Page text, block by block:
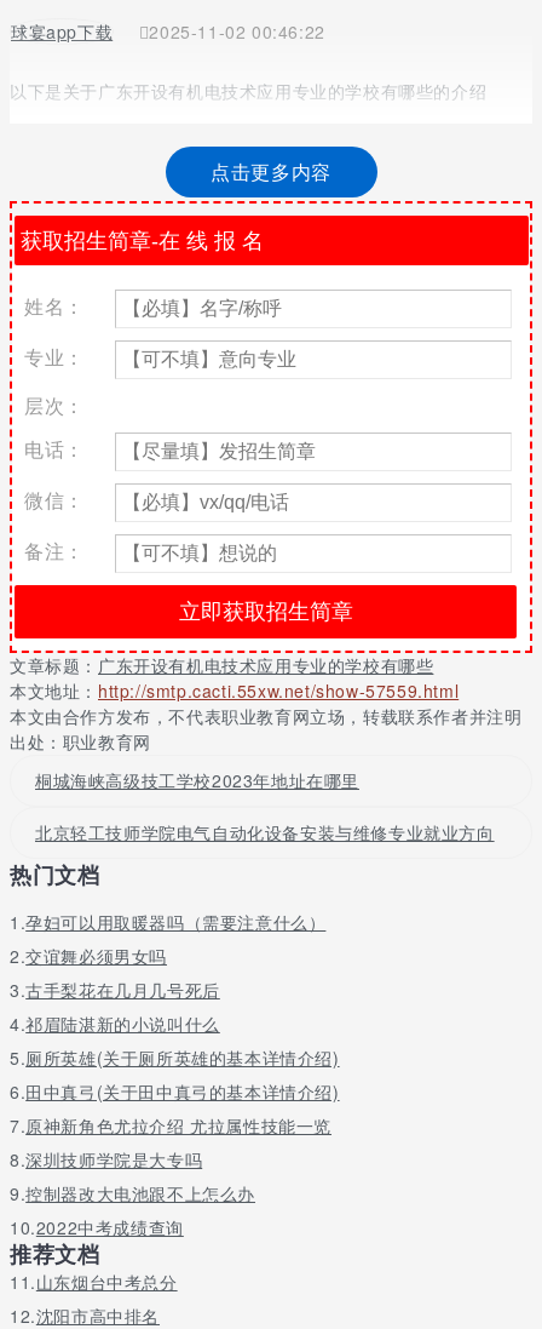
球宴app下载 2025-11-02 00:46:22
以下是关于广东开设有机电技术应用专业的学校有哪些的介绍
是一个前景还不错的专业，那么广东开设有机电技术应用专业的学
校有哪些?针对这一问题，老师为同学们整理了广东一些开设有机电
技术应用专业的职业学校，一起来看一下吧。
机电技术应用专业介绍
机电技术应用专业培养目标
培养机电设备生产、服务、技术和管理及机械加工生产第一线工作
的高素质劳动者和初中级专业技术人才。
机电技术应用专业主要课程
机电技术应用专业开设的主要专业基础课程机械基础、机械制图、
autocad、机床电气控制与plc、电工电子技术、实用电器维修、机
械加工技术、电机维修、车工技能、钳工技能、数控加工技术、金
属工艺学。典型控制线路安装与维修、机床控制线路安装与调试、
auto cad技能训练、传感器技术与技能训练、变频调速技术技能训
练、机电设备系统安装与调试、电气安装与维修等。
机电技术应用专业就业方向
机电设备操作，机电设备维修、加工、机电产品质量检验、机电管
理员、机电产品销售及球宴app下载的售后服务、自办机电产品维
修站，自办机电产品加工厂。
广东哪些学校开设有机电技术应用专业
建校日
期
院校类
型
所属地
域
学校
以上的这些学校都是广东开设有机电技术应用专业的学校，想要在
广东读书并且报考机电技术应用专业的学生，可以在上面的这些学
校中进行比较，选择自己喜欢的学校。
关于更多广东开设有机电技术应用专业的学校有哪些请留言或者咨
询老师
点击更多内容
姓名：
专业：
层次：
电话：
微信：
备注：
文章标题： 广东开设有机电技术应用专业的学校有哪些
本文地址： http://smtp.cacti.55xw.net/show-57559.html
本文由合作方发布，不代表职业教育网立场，转载联系作者并注明
出处：职业教育网
桐城海峡高级技工学校2023年地址在哪里
北京轻工技师学院电气自动化设备安装与维修专业就业方向
热门文档
1.孕妇可以用取暖器吗（需要注意什么）
2.交谊舞必须男女吗
3.古手梨花在几月几号死后
4.祁眉陆湛新的小说叫什么
5.厕所英雄(关于厕所英雄的基本详情介绍)
6.田中真弓(关于田中真弓的基本详情介绍)
7.原神新角色尤拉介绍 尤拉属性技能一览
8.深圳技师学院是大专吗
9.控制器改大电池跟不上怎么办
10.2022中考成绩查询
推荐文档
11.山东烟台中考总分
12.沈阳市高中排名